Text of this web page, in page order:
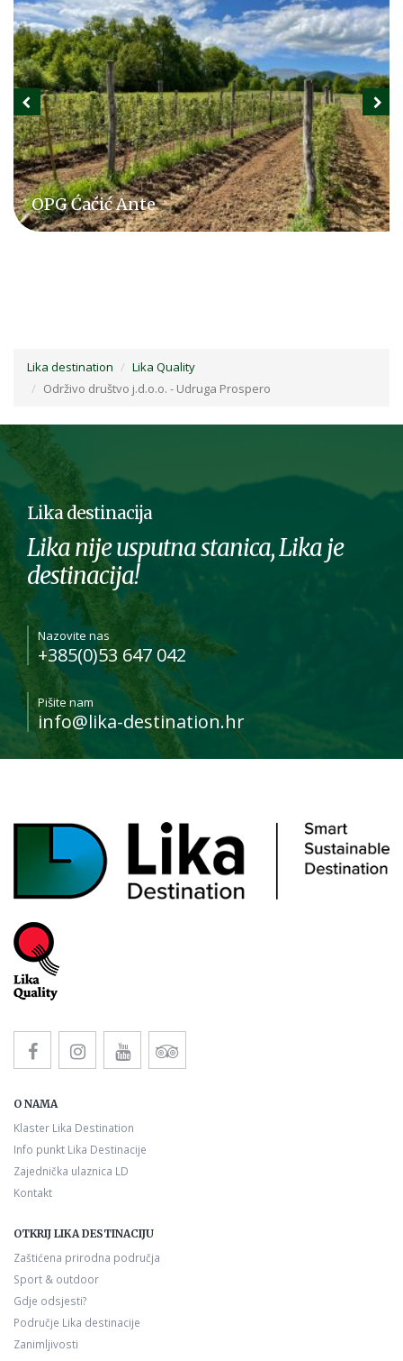
OPG Ćaćić Ante
Lika destination
Lika Quality
Održivo društvo j.d.o.o. - Udruga Prospero
Lika destinacija
Lika nije usputna stanica, Lika je
destinacija!
Nazovite nas
+385(0)53 647 042
Pišite nam
info@lika-destination.hr
O NAMA
Klaster Lika Destination
Info punkt Lika Destinacije
Zajednička ulaznica LD
Kontakt
OTKRIJ LIKA DESTINACIJU
Zaštićena prirodna područja
Sport & outdoor
Gdje odsjesti?
Područje Lika destinacije
Zanimljivosti